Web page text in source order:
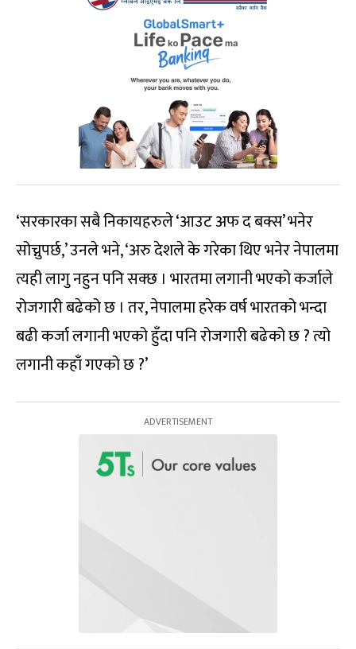
‘सरकारका सबै निकायहरुले ‘आउट अफ द बक्स’ भनेर
सोच्नुपर्छ,’ उनले भने, ‘अरु देशले के गरेका थिए भनेर नेपालमा
त्यही लागु नहुन पनि सक्छ । भारतमा लगानी भएको कर्जाले
रोजगारी बढेको छ । तर, नेपालमा हरेक वर्ष भारतको भन्दा
बढी कर्जा लगानी भएको हुँदा पनि रोजगारी बढेको छ ? त्यो
लगानी कहाँ गएको छ ?’